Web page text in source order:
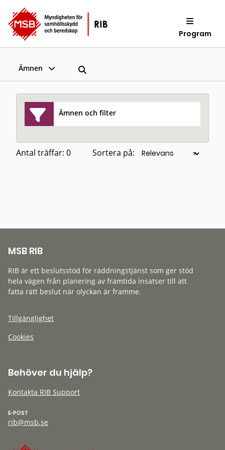
Program
Ämnen
Ämnen och filter
Antal träffar: 0 Sortera på:
MSB RIB
RIB är ett beslutsstöd för räddningstjänst som ger stöd
hela vägen från planering av framtida insatser till att
fatta rätt beslut när olyckan är framme.
Tillgänglighet
Cookies
Behöver du hjälp?
Kontakta RIB Support
E-POST
rib@msb.se